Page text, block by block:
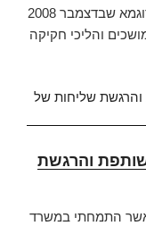
לעסקים אל יתרון והכנסה, זה הזכיר לי לדוגמא שבדצמבר 2008
והליכי חקיקה
והרגשת
דנה בר-נר הכרתי בשנת 2003 כאשר התמחתי במשרד